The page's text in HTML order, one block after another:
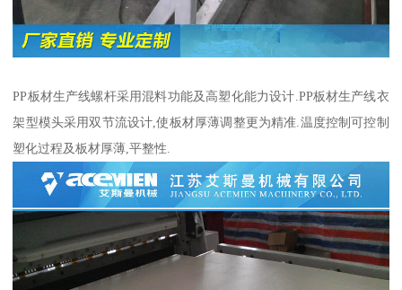
PP板材生产线螺杆采用混料功能及高塑化能力设计.PP板材生产线衣
架型模头采用双节流设计,使板材厚薄调整更为精准.温度控制可控制
塑化过程及板材厚薄,平整性.